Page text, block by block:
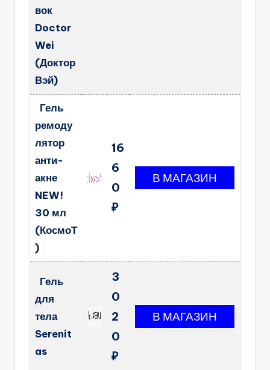
вок
Doctor
Wei
(Доктор
Вэй)
Гель
ремоду
лятор
анти-
акне
NEW!
30 мл
(КосмоТ
)
16
6
0
₽
Гель
для
тела
Serenit
as
3
0
2
0
₽